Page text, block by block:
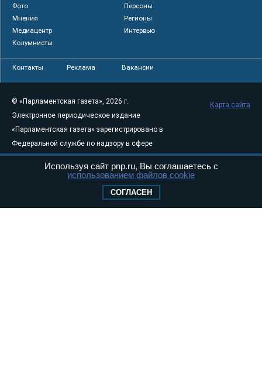
Фото
Персоны
Мнения
Регионы
Медиацентр
Интервью
Колумнисты
Контакты Реклама Вакансии
© «Парламентская газета», 2026 г.
Электронное периодическое издание
«Парламентская газета» зарегистрировано в
Федеральной службе по надзору в сфере
связи, информационных технологий и
массовых коммуникаций (Роскомнадзор) 05
Свидетельство о регистрации Эл № ФС77-
Карта сайта
Используя сайт pnp.ru, Вы соглашаетесь с
использованием файлов cookie
СОГЛАСЕН